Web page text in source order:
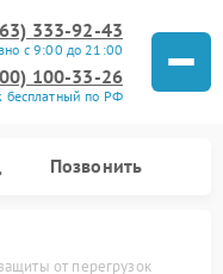
333-92-43
с 9:00 до 21:00
100-33-26
бесплатный по РФ
Позвонить
от перегрузок